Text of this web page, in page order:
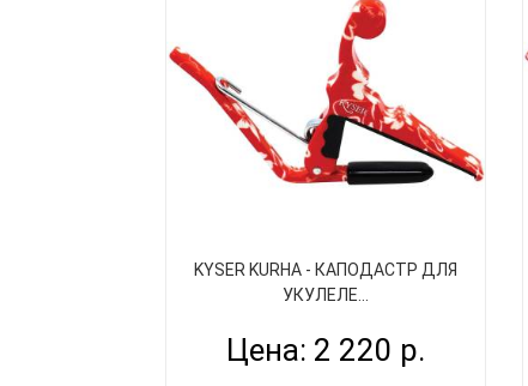
укулеле-блогером, ютубером Элиз
Эклунд (Elise Ecklund, США).
Каподастр выполнен из алюминия, в
ярком бирюзовом цвете и с подписью
Элиз Эклунд. Конструкция
каподастра простая и надежная и..
KYSER KURHA - КАПОДАСТР ДЛЯ
УКУЛЕЛЕ...
Цена: 2 220 р.